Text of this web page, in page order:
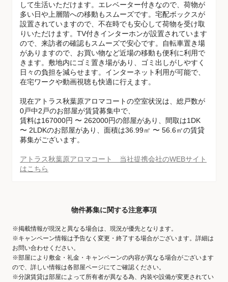
して生活いただけます。エレベーター付きなので、荷物が
多い日や上層階への移動もスムーズです。宅配ボックスが
設置されていますので、不在時でも安心して荷物を受け取
りいただけます。TV付きインターホンが設置されています
ので、来訪者の確認もスムーズで安心です。自転車置き場
がありますので、お買い物など近場の移動も便利に利用で
きます。敷地内にゴミ置き場があり、ゴミ出しがしやすく
日々の負担を減らせます。インターネット利用が可能で、
在宅ワークや動画視聴も快適に行えます。
現在アトラス秋葉原アロマコートの空室状況は、総戸数が
0戸中2戸のお部屋が賃貸募集中で、
賃料は167000円 〜 262000円の部屋があり、間取は1DK
〜 2LDKのお部屋があり、面積は36.99㎡ 〜 56.6㎡の賃貸
募集がございます。
アトラス秋葉原アロマコート 当社提携会社のWEBサイト
はこちら
物件募集に関する注意事項
※掲載情報が現況と異なる場合は、現況が優先となります。
※キャンペーン情報は予告なく変更・終了する場合がございます。詳細は
お問い合わせください。
※部屋により敷金・礼金・キャンペーンの内容が異なる場合がございます
ので、詳しい情報は各部屋ページにてご確認ください。
※分譲賃貸は部屋によって所有者が異なる為、内装や設備が変更されてい